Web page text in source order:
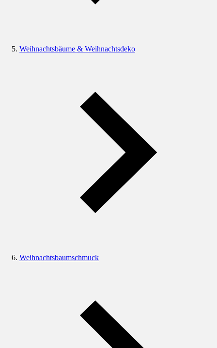
Weihnachtsbäume & Weihnachtsdeko
Weihnachtsbaumschmuck